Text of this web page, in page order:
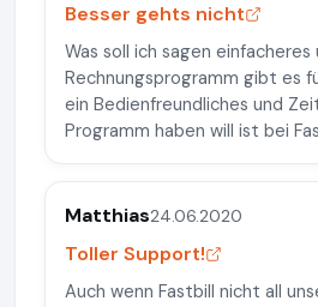
Besser gehts nicht
Was soll ich sagen einfacheres
Rechnungsprogramm gibt es
ein Bedienfreundliches und
Programm haben will ist bei
Matthias24.06.2020
Toller Support!
Auch wenn Fastbill nicht all